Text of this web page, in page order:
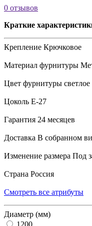
0 отзывов
Краткие
Крепление Крючковое
Материал фурнитуры
Цвет фурнитуры
Цоколь Е-27
Гарантия 24 месяцев
Доставка В собранном
Изменение размера Под
Страна Россия
Смотреть все атрибуты
Диаметр (мм)